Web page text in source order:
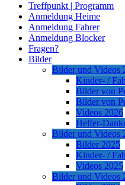
Treffpunkt | Programm
Anmeldung Heime
Anmeldung Fahrer
Anmeldung Blocker
Fragen?
Bilder
Bilder und Videos
Kinder- /
Bilder von
Bilder von
Videos 2026
Helfer-
Bilder und Videos
Bilder 2025
Kinder- /
Videos 2025
Bilder und Videos